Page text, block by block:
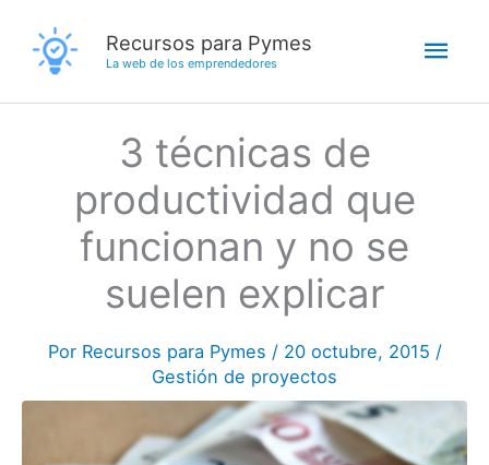
contenido
Recursos para Pymes
La web de los emprendedores
3 técnicas de
productividad que
funcionan y no se
suelen explicar
Por Recursos para Pymes / 20 octubre, 2015 /
Gestión de proyectos